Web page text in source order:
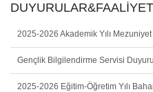
2025-2026 Akademik Yılı
Gençlik Bilgilendirme Servisi
2025-2026 Eğitim-Öğretim Yılı